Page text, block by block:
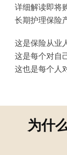
详细解读即将
长期护理保险
这是保险从业
这是每个对自
这也是每个人
为什